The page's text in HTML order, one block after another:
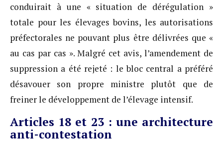
conduirait à une « situation de dérégulation »
totale pour les élevages bovins, les autorisations
préfectorales ne pouvant plus être délivrées que «
au cas par cas ». Malgré cet avis, l’amendement de
suppression a été rejeté : le bloc central a préféré
désavouer son propre ministre plutôt que de
freiner le développement de l’élevage intensif.
Articles 18 et 23 : une architecture
anti-contestation